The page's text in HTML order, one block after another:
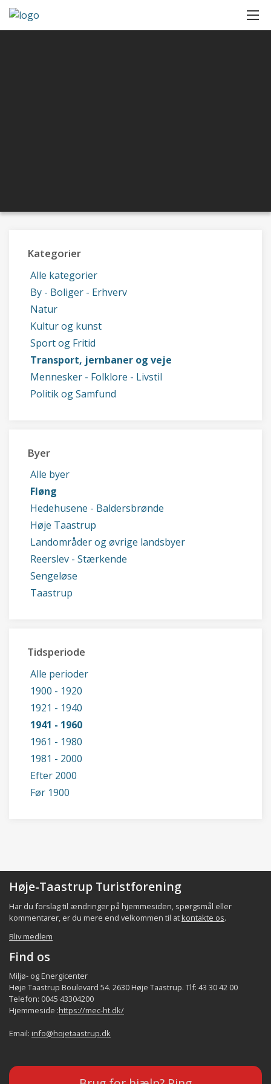
Kategorier
Alle kategorier
By - Boliger - Erhverv
Natur
Kultur og kunst
Sport og Fritid
Transport, jernbaner og veje
Mennesker - Folklore - Livstil
Politik og Samfund
Byer
Alle byer
Fløng
Hedehusene - Baldersbrønde
Høje Taastrup
Landområder og øvrige landsbyer
Reerslev - Stærkende
Sengeløse
Taastrup
Tidsperiode
Alle perioder
1900 - 1920
1921 - 1940
1941 - 1960
1961 - 1980
1981 - 2000
Efter 2000
Før 1900
Høje-Taastrup Turistforening
Har du forslag til ændringer på hjemmesiden, spørgsmål eller
kommentarer, er du mere end velkommen til at kontakte os.
Bliv medlem
Find os
Miljø- og Energicenter
Høje Taastrup Boulevard 54. 2630 Høje Taastrup. Tlf: 43 30 42 00
Telefon: 0045 43304200
Hjemmeside :https://mec-ht.dk/
Email: info@hojetaastrup.dk